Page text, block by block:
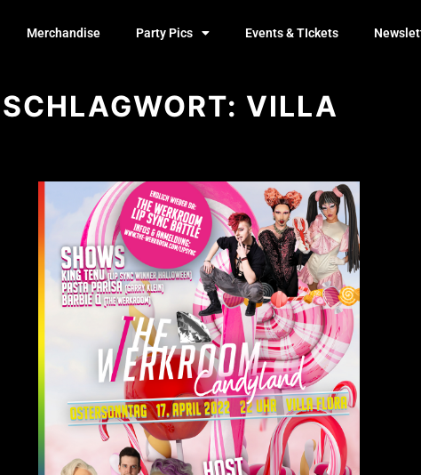
Merchandise Party Pics Events & TIckets
SCHLAGWORT: VILLA